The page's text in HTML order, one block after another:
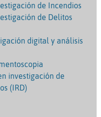
de Incendios
de Delitos
digital y análisis
investigación de
(IRD)